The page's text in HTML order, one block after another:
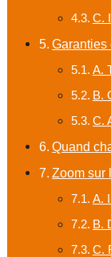
C.
Garanties
A.
B.
C.
Quand
Zoom sur
A.
B.
C.